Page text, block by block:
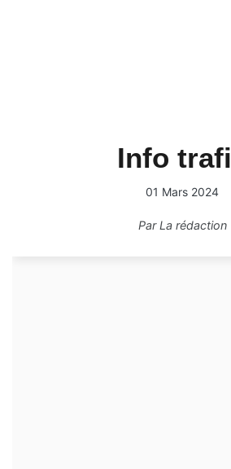
Info
01 Mars 2024
ParLa rédaction